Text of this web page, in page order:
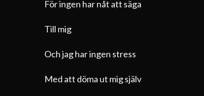
För ingen har nåt att säga
Till mig
Och jag har ingen stress
Med att döma ut mig själv